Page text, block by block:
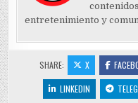
entretenimiento y
SHARE: X
LINKEDIN